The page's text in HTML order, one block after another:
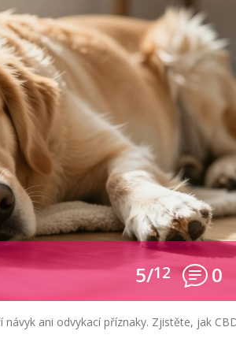
5/12 0
ani odvykací příznaky. Zjistěte, jak